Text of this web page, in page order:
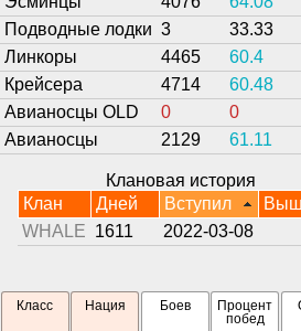
Подводные лодки 3 33.33
Линкоры
4465 60.4
Крейсера
4714 60.48
Авианосцы OLD
0 0
Авианосцы
2129 61.11
Клановая история
Клан
Дней Вступил
WHALE 1611 2022-03-08
Класс Нация Боев
Процент
побед